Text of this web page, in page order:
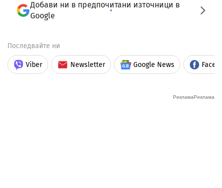
Добави ни в предпочитани източници в
Google
Последвайте ни
Viber Newsletter Google News